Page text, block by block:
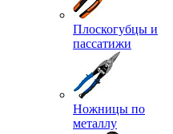
Плоскогубцы и
пассатижи
Ножницы по
металлу